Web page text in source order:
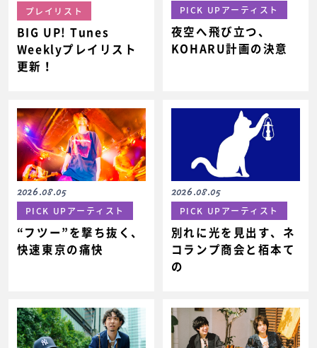
プレイリスト
BIG UP! Tunes
Weeklyプレイリスト
更新！
PICK UPアーティスト
夜空へ飛び立つ、
KOHARU計画の決意
2026.08.05
PICK UPアーティスト
“フツー”を撃ち抜く、
快速東京の痛快
2026.08.05
PICK UPアーティスト
別れに光を見出す、ネ
コランプ商会と栢本て
の